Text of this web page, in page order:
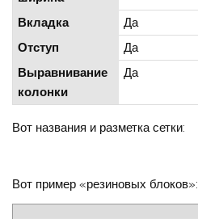
Вкладка
Да
Отступ
Да
Выравнивание
колонки
Да
Вот названия и разметка сетки:
Вот пример «резиновых блоков»: